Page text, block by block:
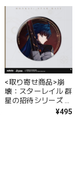
<取り寄せ商品>崩
壊：スターレイル 群
星の招待シリーズ 缶
¥495